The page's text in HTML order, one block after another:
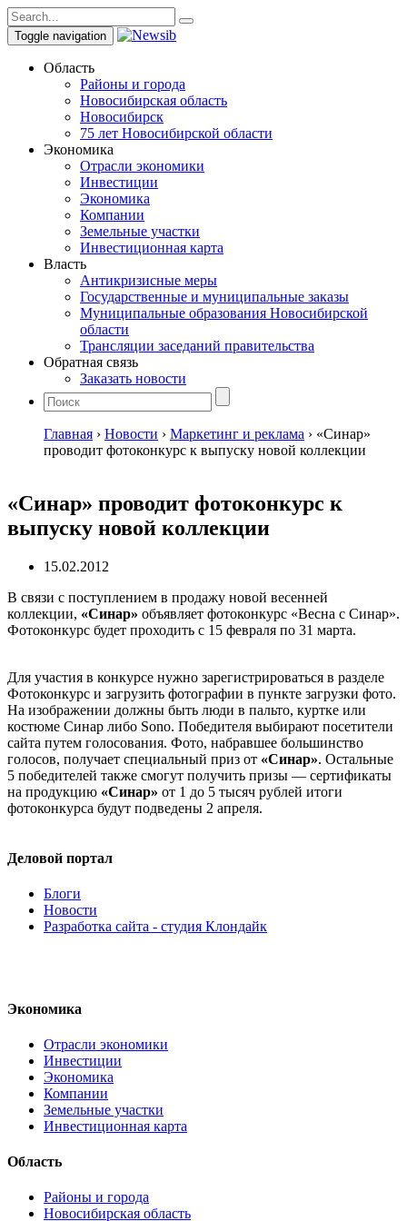
Toggle navigation
Область
Районы и города
Новосибирская область
Новосибирск
75 лет Новосибирской области
Экономика
Отрасли экономики
Инвестиции
Экономика
Компании
Земельные участки
Инвестиционная карта
Власть
Антикризисные меры
Государственные и муниципальные заказы
Муниципальные образования Новосибирской
области
Трансляции заседаний правительства
Обратная связь
Заказать новости
Главная › Новости › Маркетинг и реклама › «Синар»
проводит фотоконкурс к выпуску новой коллекции
«Синар» проводит фотоконкурс к
выпуску новой коллекции
15.02.2012
В связи с поступлением в продажу новой весенней
коллекции, «Синар» объявляет фотоконкурс «Весна с Синар».
Фотоконкурс будет проходить с 15 февраля по 31 марта.
Для участия в конкурсе нужно зарегистрироваться в разделе
Фотоконкурс и загрузить фотографии в пункте загрузки фото.
На изображении должны быть люди в пальто, куртке или
костюме Синар либо Sono. Победителя выбирают посетители
сайта путем голосования. Фото, набравшее большинство
голосов, получает специальный приз от «Синар». Остальные
5 победителей также смогут получить призы — сертификаты
на продукцию «Синар» от 1 до 5 тысяч рублей итоги
фотоконкурса будут подведены 2 апреля.
Деловой портал
Блоги
Новости
Разработка сайта - студия Клондайк
Экономика
Отрасли экономики
Инвестиции
Экономика
Компании
Земельные участки
Инвестиционная карта
Область
Районы и города
Новосибирская область